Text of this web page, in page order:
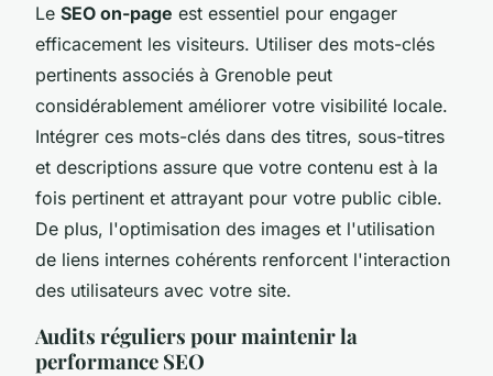
Le SEO on-page est essentiel pour engager
efficacement les visiteurs. Utiliser des mots-clés
pertinents associés à Grenoble peut
considérablement améliorer votre visibilité locale.
Intégrer ces mots-clés dans des titres, sous-titres
et descriptions assure que votre contenu est à la
fois pertinent et attrayant pour votre public cible.
De plus, l'optimisation des images et l'utilisation
de liens internes cohérents renforcent l'interaction
des utilisateurs avec votre site.
Audits réguliers pour maintenir la
performance SEO